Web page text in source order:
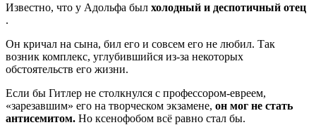
Известно, что у Адольфа был холодный и деспотичный отец
.
Он кричал на сына, бил его и совсем его не любил. Так
возник комплекс, углубившийся из-за некоторых
обстоятельств его жизни.
Если бы Гитлер не столкнулся с профессором-евреем,
«зарезавшим» его на творческом экзамене, он мог не стать
антисемитом. Но ксенофобом всё равно стал бы.